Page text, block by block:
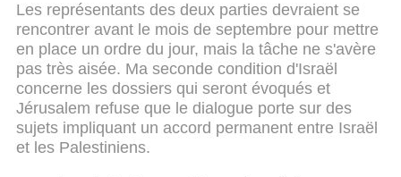
Les représentants des deux parties devraient se
rencontrer avant le mois de septembre pour mettre
en place un ordre du jour, mais la tâche ne s'avère
pas très aisée. Ma seconde condition d'Israël
concerne les dossiers qui seront évoqués et
Jérusalem refuse que le dialogue porte sur des
sujets impliquant un accord permanent entre Israël
et les Palestiniens.